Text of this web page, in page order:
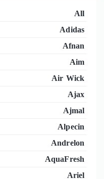
All
Adidas
Afnan
Aim
Air Wick
Ajax
Ajmal
Alpecin
Andrelon
AquaFresh
Ariel